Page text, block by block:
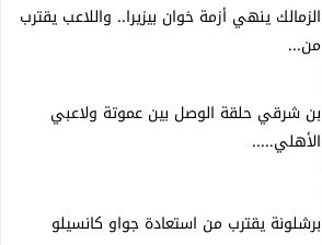
الزمالك ينهي أزمة خوان بيزيرا.. واللاعب يقترب
من...
بن شرقي حلقة الوصل بين عموتة ولاعبي
الأهلي.....
برشلونة يقترب من استعادة جواو كانسيلو